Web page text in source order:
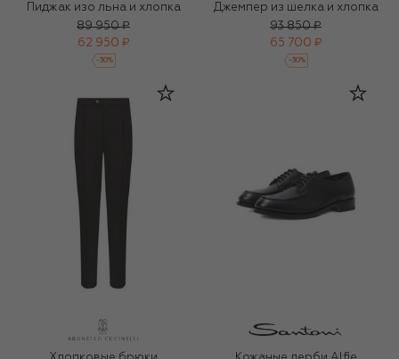
Пиджак изо льна и хлопка
89 950 ₽
62 950 ₽
-30%
Джемпер из шелка и хлопка
93 850 ₽
65 700 ₽
-30%